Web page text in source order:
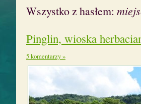
Wszystko z hasłem:
Pinglin, wioska
5 komentarzy »